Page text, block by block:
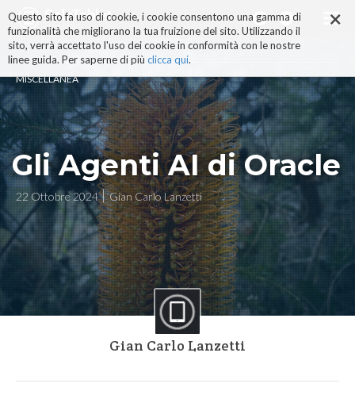
×
Questo sito fa uso di cookie, i cookie consentono una gamma di
funzionalità che migliorano la tua fruizione del sito. Utilizzando il
sito, verrà accettato l'uso dei cookie in conformità con le nostre
linee guida. Per saperne di più clicca qui.
ai
contenuti.
|
alla
navigazione
MISCELLANEA
Gli Agenti AI di Oracle
22 Ottobre 2024 Gian Carlo Lanzetti
Gian Carlo Lanzetti